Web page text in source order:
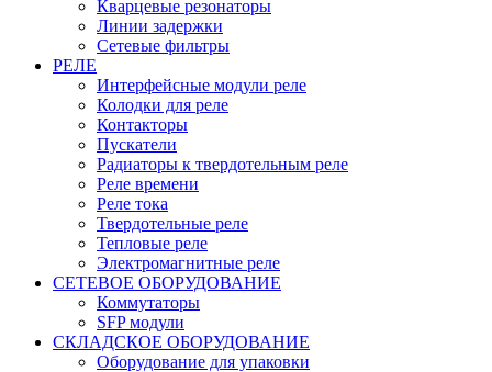
Кварцевые резонаторы
Линии задержки
Сетевые фильтры
РЕЛЕ
Интерфейсные модули реле
Колодки для реле
Контакторы
Пускатели
Радиаторы к твердотельным реле
Реле времени
Реле тока
Твердотельные реле
Тепловые реле
Электромагнитные реле
СЕТЕВОЕ ОБОРУДОВАНИЕ
Коммутаторы
SFP модули
СКЛАДСКОЕ ОБОРУДОВАНИЕ
Оборудование для упаковки